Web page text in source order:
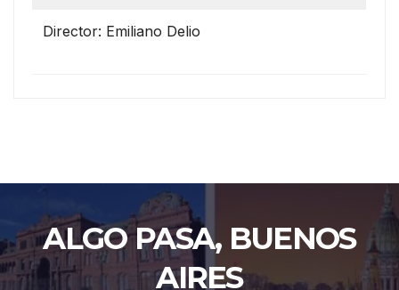
Director: Emiliano Delio
ALGO PASA, BUENOS
AIRES